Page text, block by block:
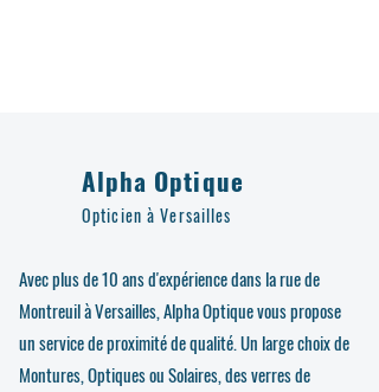
Alpha Optique
Opticien à Versailles
Avec plus de 10 ans d'expérience dans la rue de
Montreuil à Versailles, Alpha Optique vous propose
un service de proximité de qualité. Un large choix de
Montures, Optiques ou Solaires, des verres de